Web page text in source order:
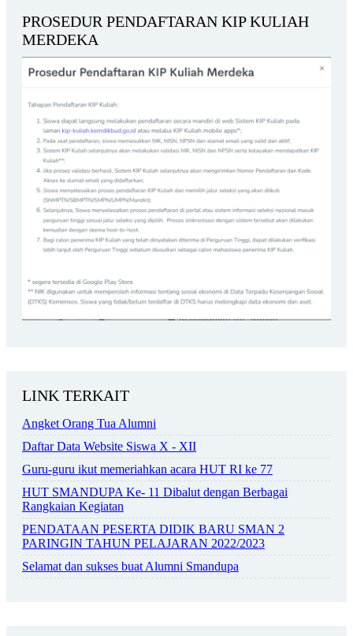
PROSEDUR PENDAFTARAN KIP KULIAH
MERDEKA
LINK TERKAIT
Angket Orang Tua Alumni
Daftar Data Website Siswa X - XII
Guru-guru ikut memeriahkan acara HUT RI ke 77
HUT SMANDUPA Ke- 11 Dibalut dengan Berbagai
Rangkaian Kegiatan
PENDATAAN PESERTA DIDIK BARU SMAN 2
PARINGIN TAHUN PELAJARAN 2022/2023
Selamat dan sukses buat Alumni Smandupa